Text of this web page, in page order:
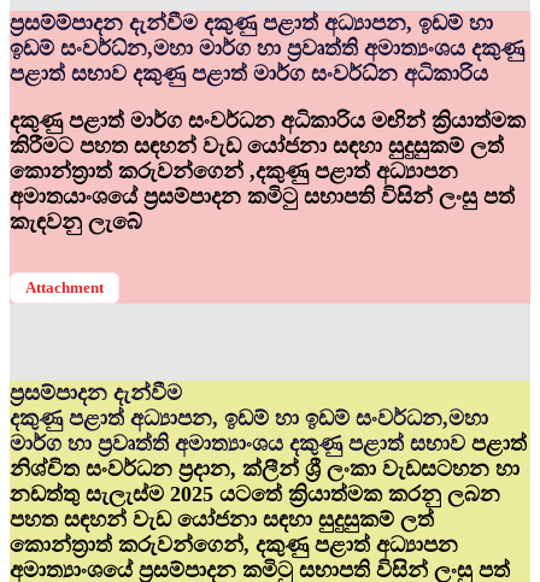
ප්‍රසම්ම්පාදන දැන්වීම දකුණු පළාත් අධ්‍යාපන, ඉඩම් හා
ඉඩම් සංවර්ධ්‍න,මහා මාර්ග හා ප්‍රවෘත්ති අමාත්‍යංශය දකුණු
පළාත් සභාව දකුණු පළාත් මාර්ග සංවර්ධ්‍න අධිකාරිය
දකුණු පළාත් මාර්ග සංවර්ධන අධිකාරිය මඟින් ක්‍රියාත්මක
කිරීමට පහත සඳහන් වැඩ යෝජනා සඳහා සුදුසුකම් ලත්
කොන්ත්‍රාත් කරුවන්ගෙන් ,දකුණු පළාත් අධ්‍යාපන
අමාතයාංශයේ ප්‍රසම්පාදන කමිටු සභාපති විසින් ලංසු පත්
කැඳවනු ලැබේ
Attachment
ප්‍රසම්පාදන දැන්වීම
දකුණු පළාත් අධ්‍යාපන, ඉඩම් හා ඉඩම් සංවර්ධන,මහා
මාර්ග හා ප්‍රවෘත්ති අමාත්‍යාංශය දකුණු පළාත් සභාව පළාත්
නිශ්චිත සංවර්ධන ප්‍රදාන, ක්ලීන් ශ්‍රී ලංකා වැඩසටහන හා
නඩත්තු සැලැස්ම 2025 යටතේ ක්‍රියාත්මක කරනු ලබන
පහත සඳහන් වැඩ යෝජනා සඳහා සුදුසුකම් ලත්
කොන්ත්‍රාත් කරුවන්ගෙන්, දකුණු පළාත් අධ්‍යාපන
අමාත්‍යාංශයේ ප්‍රසම්පාදන කමිටු සභාපති විසින් ලංසු පත්